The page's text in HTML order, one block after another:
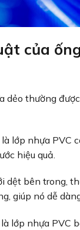
của
dẻo thường
lớp nhựa PVC
hiệu quả.
dệt bên trong,
giúp nó dễ
lớp nhựa PVC